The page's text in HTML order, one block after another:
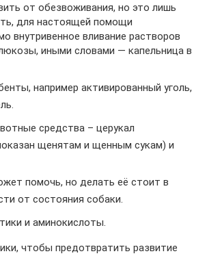
от обезвоживания, но это лишь
для настоящей помощи
внутривенное вливание растворов
иными словами — капельница в
например активированный уголь,
средства – церукал
щенятам и щенным сукам) и
помочь, но делать её стоит в
от состояния собаки.
и аминокислоты.
чтобы предотвратить развитие